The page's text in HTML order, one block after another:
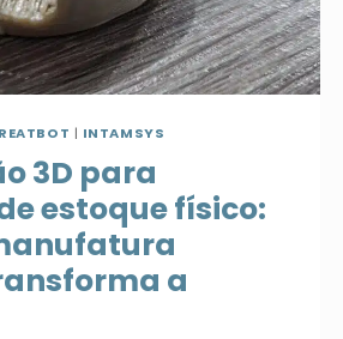
| INTAMSYS
3D para
estoque físico:
a